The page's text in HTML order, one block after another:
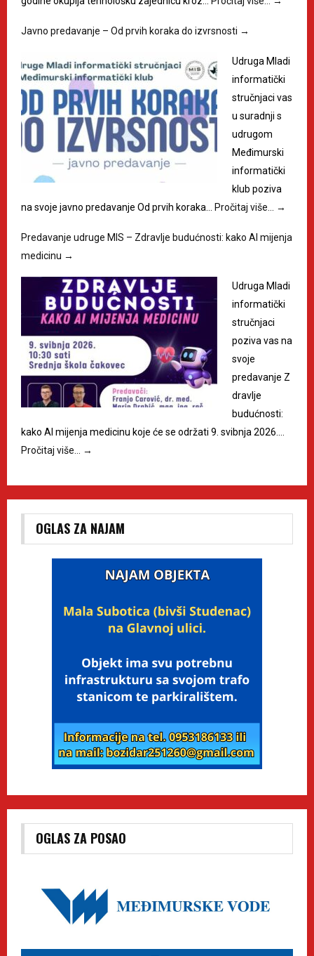
Javno predavanje – Od prvih koraka do izvrsnosti →
Udruga Mladi
informatički
stručnjaci vas
u suradnji s
udrugom
Međimurski
informatički
klub poziva
na svoje javno predavanje Od prvih koraka…
Pročitaj više… →
Predavanje udruge MIS – Zdravlje budućnosti: kako AI mijenja
medicinu →
Udruga Mladi
informatički
stručnjaci
poziva vas na
svoje
predavanje Z
dravlje
budućnosti:
kako AI mijenja medicinu koje će se održati 9. svibnja 2026.…
Pročitaj više…
→
OGLAS ZA NAJAM
OGLAS ZA POSAO